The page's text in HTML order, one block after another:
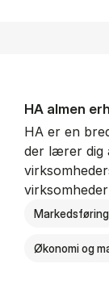
HA al­men
HA er en
der lærer dig
Markedsføring
Økonomi og